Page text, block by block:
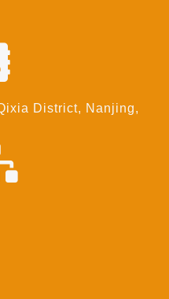
District, Nanjing,